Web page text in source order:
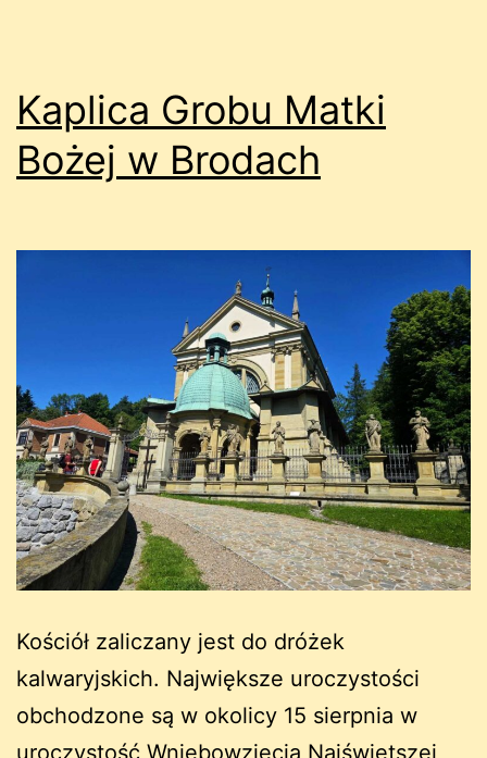
Kaplica Grobu Matki
Bożej w Brodach
Kościół zaliczany jest do dróżek
kalwaryjskich. Największe uroczystości
obchodzone są w okolicy 15 sierpnia w